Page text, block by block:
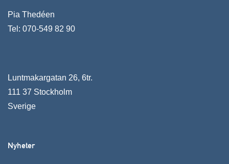
Pia Thedéen
Tel: 070-549 82 90
Luntmakargatan 26, 6tr.
111 37 Stockholm
Sverige
Nyheter